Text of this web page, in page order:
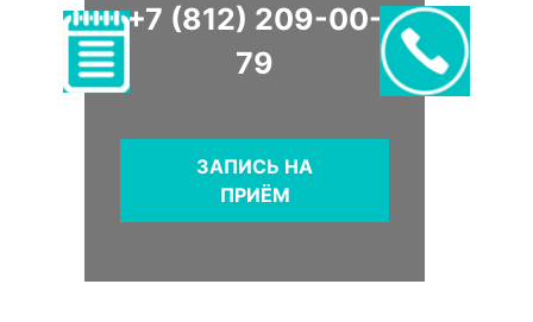
+7 (812) 209-00-
79
ЗАПИСЬ НА
ПРИЁМ